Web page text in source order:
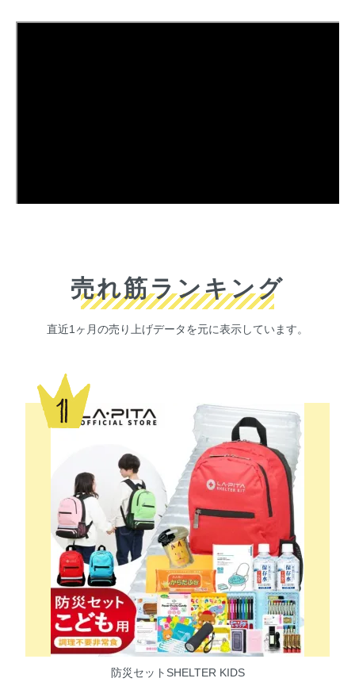
売れ筋ランキング
直近1ヶ月の売り上げデータを元に表示しています。
防災セットSHELTER KIDS